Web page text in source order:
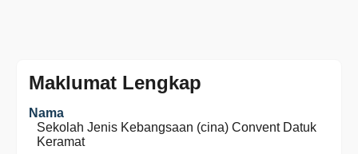
Maklumat Lengkap
Nama
Sekolah Jenis Kebangsaan (cina) Convent Datuk
Keramat